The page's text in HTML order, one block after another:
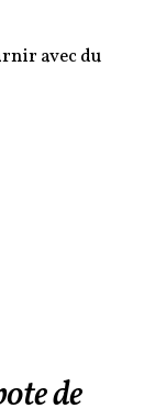
avec du
de